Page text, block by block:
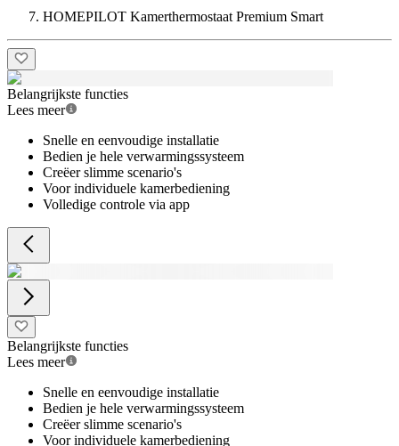
HOMEPILOT Kamerthermostaat Premium Smart
Belangrijkste functies
Lees meer
Snelle en eenvoudige installatie
Bedien je hele verwarmingssysteem
Creëer slimme scenario's
Voor individuele kamerbediening
Volledige controle via app
Belangrijkste functies
Lees meer
Snelle en eenvoudige installatie
Bedien je hele verwarmingssysteem
Creëer slimme scenario's
Voor individuele kamerbediening